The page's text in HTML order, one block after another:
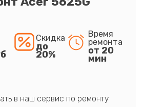
Скидка
до
20%
Время
ремонта
от 20
мин
в наш сервис по ремонту